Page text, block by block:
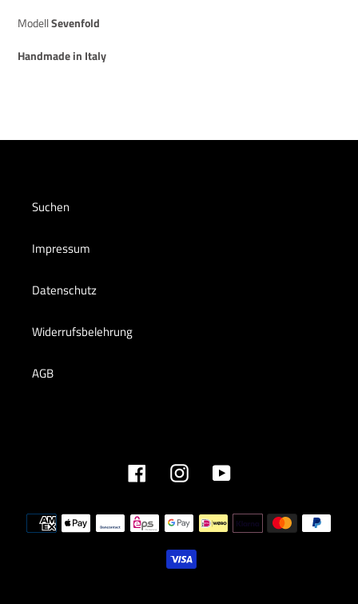
ModellSevenfold
Handmade in Italy
Suchen
Impressum
Datenschutz
Widerrufsbelehrung
AGB
FacebookInstagramYouTube
Zahlungsmethoden